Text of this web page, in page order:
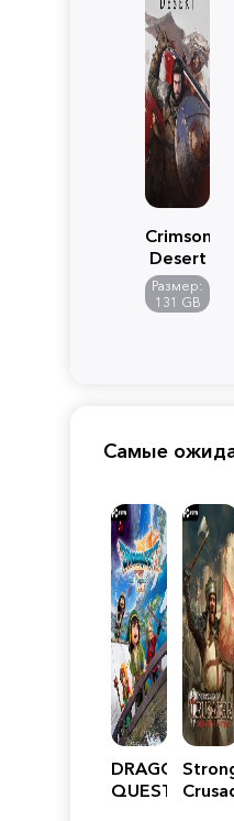
Crimson
Desert
Размер:
131 GB
Самые
DRAGON
QUEST